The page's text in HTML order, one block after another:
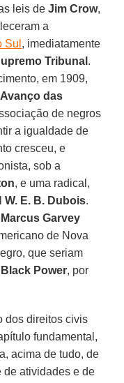
leis deJim Crow,
a
Sul , imediatamente
Tribunal .
em 1909,
das
de negros
a igualdade de
cresceu, e
sob a
, e uma radical,
W. E. B. Dubois.
Marcus Garvey
de Nova
que seriam
Black Power, por
dos direitos civis
fundamental,
acima de tudo, de
de atividades e de